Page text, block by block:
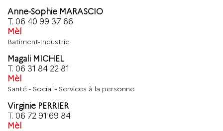
Anne-Sophie MARASCIO
T. 06 40 99 37 66
Mèl
Batiment-Industrie
Magali MICHEL
T. 06 31 84 22 81
Mèl
Santé - Social - Services à la personne
Virginie PERRIER
T. 06 72 91 69 84
Mèl